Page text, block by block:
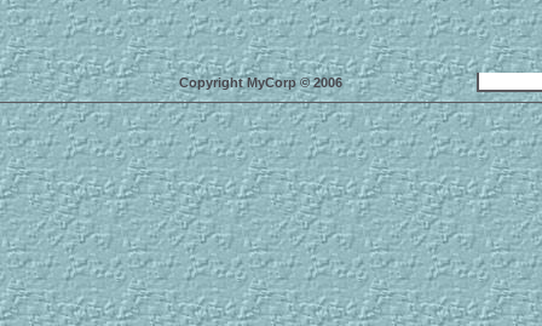
Copyright MyCorp © 2006